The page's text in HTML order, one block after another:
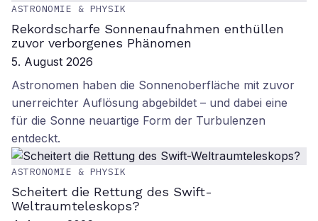
ASTRONOMIE & PHYSIK
Rekordscharfe Sonnenaufnahmen enthüllen
zuvor verborgenes Phänomen
5. August 2026
Astronomen haben die Sonnenoberfläche mit zuvor
unerreichter Auflösung abgebildet – und dabei eine
für die Sonne neuartige Form der Turbulenzen
entdeckt.
ASTRONOMIE & PHYSIK
Scheitert die Rettung des Swift-
Weltraumteleskops?